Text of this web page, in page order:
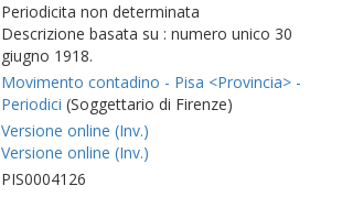
Periodicita non determinata
Descrizione basata su : numero unico 30
giugno 1918.
Movimento contadino - Pisa <Provincia> -
Periodici (Soggettario di Firenze)
Versione online (Inv.)
Versione online (Inv.)
PIS0004126